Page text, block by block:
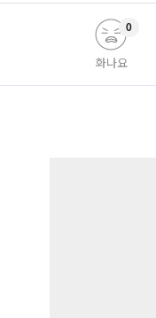
화나요
0